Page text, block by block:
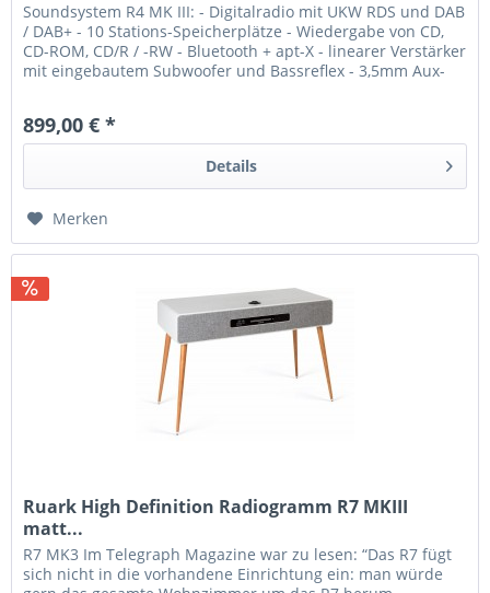
Soundsystem R4 MK III: - Digitalradio mit UKW RDS und DAB
/ DAB+ - 10 Stations-Speicherplätze - Wiedergabe von CD,
CD-ROM, CD/R / -RW - Bluetooth + apt-X - linearer Verstärker
mit eingebautem Subwoofer und Bassreflex - 3,5mm Aux-
899,00 € *
Details
Merken
Ruark High Definition Radiogramm R7 MKIII
matt...
R7 MK3 Im Telegraph Magazine war zu lesen: “Das R7 fügt
sich nicht in die vorhandene Einrichtung ein: man würde